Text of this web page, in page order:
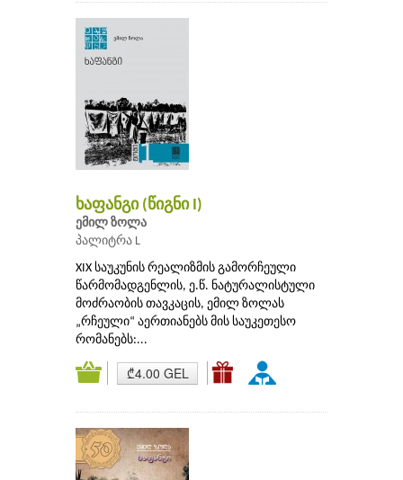
ხაფანგი (წიგნი I)
ემილ ზოლა
პალიტრა L
XIX საუკუნის რეალიზმის გამორჩეული
წარმომადგენლის, ე.წ. ნატურალისტული
მოძრაობის თავკაცის, ემილ ზოლას
„რჩეული“ აერთიანებს მის საუკეთესო
რომანებს:...
₾4.00 GEL